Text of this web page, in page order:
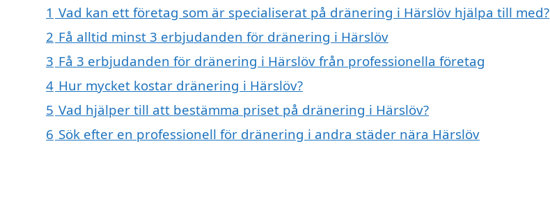
1 Vad kan ett företag som är specialiserat på dränering i Härslöv hjälpa till med?
2 Få alltid minst 3 erbjudanden för dränering i Härslöv
3 Få 3 erbjudanden för dränering i Härslöv från professionella företag
4 Hur mycket kostar dränering i Härslöv?
5 Vad hjälper till att bestämma priset på dränering i Härslöv?
6 Sök efter en professionell för dränering i andra städer nära Härslöv